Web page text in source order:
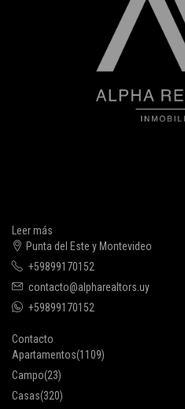
Leer más
Punta del Este y Montevideo
+59899170152
contacto@alpharealtors.uy
+59899170152
Contacto
Apartamentos(1109)
Campo(23)
Casas(320)